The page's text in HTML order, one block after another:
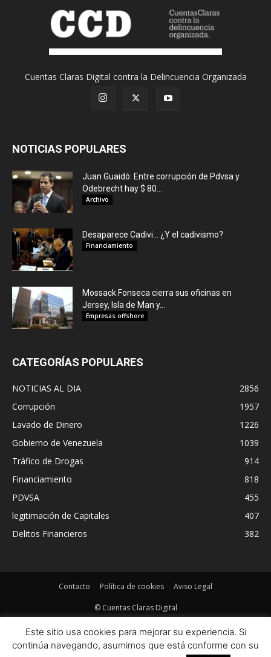
Cuentas Claras Digital contra la Delincuencia Organizada
NOTICIAS POPULARES
Juan Guaidó: Entre corrupción de Pdvsa y
Odebrecht hay $ 80...
Archivo
Desaparece Cadivi… ¿Y el cadivismo?
Financiamiento
Mossack Fonseca cierra sus oficinas en
Jersey, Isla de Man y...
Empresas offshore
CATEGORÍAS POPULARES
NOTICIAS AL DIA
2856
Corrupción
1957
Lavado de Dinero
1226
Gobierno de Venezuela
1039
Tráfico de Drogas
914
Financiamiento
818
PDVSA
455
legitimación de Capitales
407
Delitos Financieros
382
Contacto Política de cookies Aviso Legal
© Cuentas Claras Digital
Este sitio usa cookies para mejorar su experiencia. Si
continúa navegando, asumimos que está conforme con su